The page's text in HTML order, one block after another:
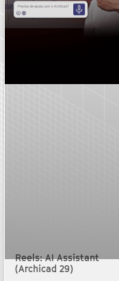
Reels: AI Assistant
(Archicad 29)